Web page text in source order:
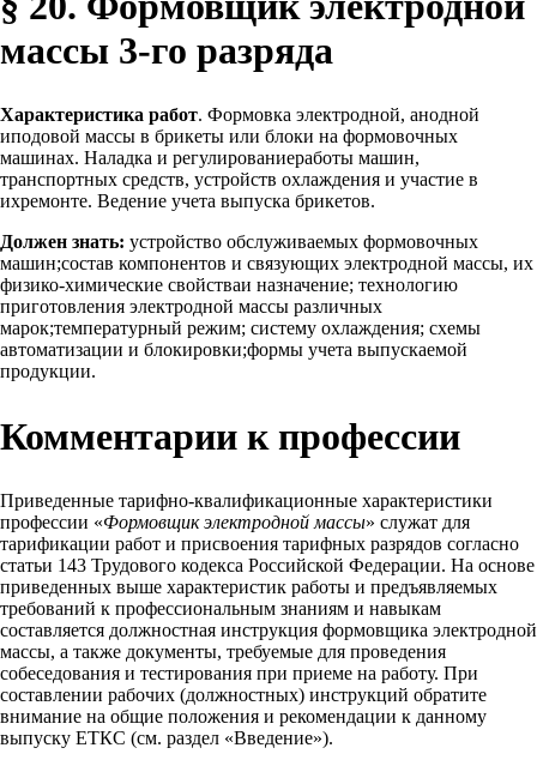
массы 3-го разряда
Характеристика работ. Формовка электродной, анодной
иподовой массы в брикеты или блоки на формовочных
машинах. Наладка и регулированиеработы машин,
транспортных средств, устройств охлаждения и участие в
ихремонте. Ведение учета выпуска брикетов.
Должен знать: устройство обслуживаемых формовочных
машин;состав компонентов и связующих электродной массы, их
физико-химические свойстваи назначение; технологию
приготовления электродной массы различных
марок;температурный режим; систему охлаждения; схемы
автоматизации и блокировки;формы учета выпускаемой
продукции.
Комментарии к профессии
Приведенные тарифно-квалификационные характеристики
профессии «Формовщик электродной массы» служат для
тарификации работ и присвоения тарифных разрядов согласно
статьи 143 Трудового кодекса Российской Федерации. На основе
приведенных выше характеристик работы и предъявляемых
требований к профессиональным знаниям и навыкам
составляется должностная инструкция формовщика электродной
массы, а также документы, требуемые для проведения
собеседования и тестирования при приеме на работу. При
составлении рабочих (должностных) инструкций обратите
внимание на общие положения и рекомендации к данному
выпуску ЕТКС (см. раздел «Введение»).